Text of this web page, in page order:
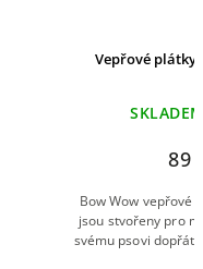
Vepřové plátky
89
Bow Wow vepřové
jsou stvořeny pro
svému psovi dopřát